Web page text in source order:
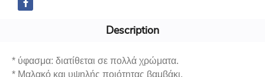
Description
* ύφασμα: διατίθεται σε πολλά χρώματα.
* Μαλακό και υψηλής ποιότητας βαμβάκι.